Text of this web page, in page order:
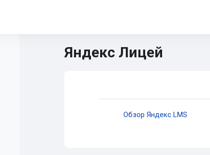
Яндекс Лицей
Раздел: Яндекс
Обзор Яндекс LMS